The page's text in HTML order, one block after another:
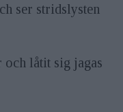
ser stridslysten
och låtit sig jagas